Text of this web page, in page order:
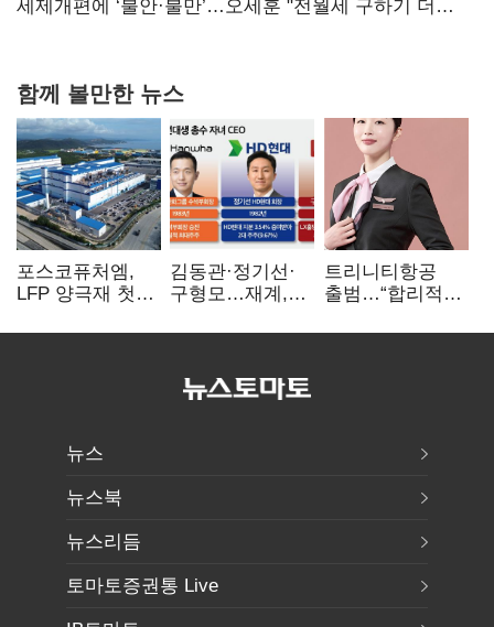
보내
세제개편에 ‘불안·불만’…오세훈 "전월세 구하기 더
함께 볼만한 뉴스
포스코퓨처엠,
LFP 양극재 첫
ESS 시장 공략
김동관·정기선·
구형모…재계,
전성시대
트리니티항공
출범…“합리적
서비스로 승부”
뉴스
뉴스북
뉴스리듬
토마토증권통 Live